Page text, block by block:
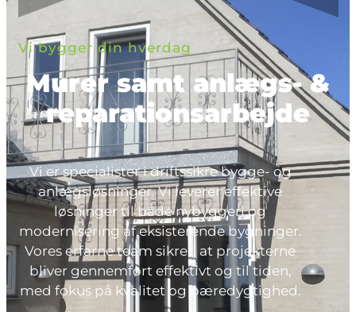
Vi bygger din hverdag
Murer samt anlægs- &
reparationsarbejde
Vi er specialister i driftssikre bygge- og
anlægsløsninger. Vi leverer effektive
løsninger til både nybyggeri og
modernisering af eksisterende bygninger.
Vores erfarne team sikrer, at projekterne
bliver gennemført effektivt og til tiden,
med fokus på kvalitet og bæredygtighed.